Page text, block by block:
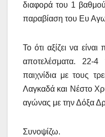
διαφορά του 1 βαθμού
παραβίαση του Ευ
Το ότι αξίζει να
αποτελέσματα.
παιχνίδια με τους
Λαγκαδά και Νέστο
αγώνας με την Δόξα
Συνοψίζω.